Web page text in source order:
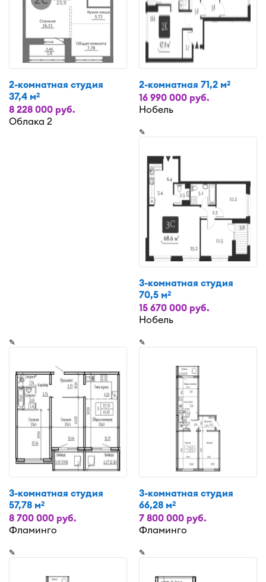
2-комнатная студия
37,4 м2
8 228 000 руб.
Облака 2
2-комнатная 71,2 м2
16 990 000 руб.
Нобель
✎
3-комнатная студия
70,5 м2
15 670 000 руб.
Нобель
✎
3-комнатная студия
57,78 м2
8 700 000 руб.
Фламинго
✎
3-комнатная студия
66,28 м2
7 800 000 руб.
Фламинго
✎ ✎